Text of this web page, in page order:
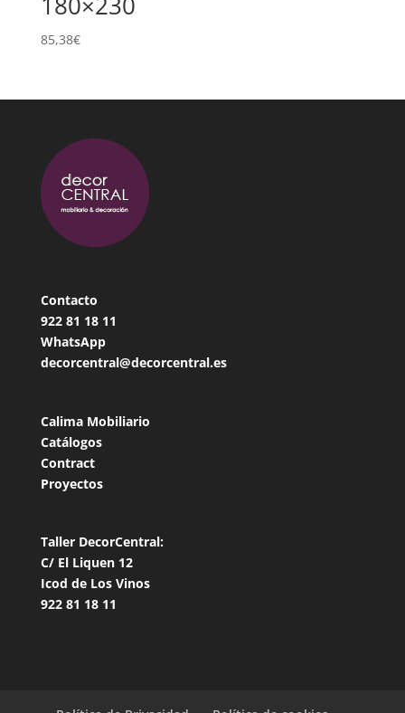
85,38€
Contacto
922 81 18 11
WhatsApp
decorcentral@decorcentral.es
Calima Mobiliario
Catálogos
Contract
Proyectos
Taller DecorCentral:
C/ El Liquen 12
Icod de Los Vinos
922 81 18 11